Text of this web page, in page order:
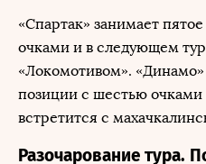
«Спартак» занимает
очками и в следующем
«Локомотивом».
позиции с шестью
встретится с
Разочарование тура.